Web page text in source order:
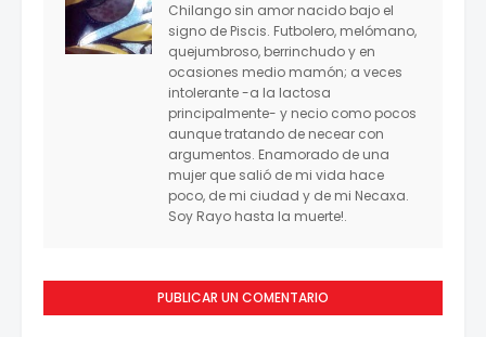
Chilango sin amor nacido bajo el
signo de Piscis. Futbolero, melómano,
quejumbroso, berrinchudo y en
ocasiones medio mamón; a veces
intolerante -a la lactosa
principalmente- y necio como pocos
aunque tratando de necear con
argumentos. Enamorado de una
mujer que salió de mi vida hace
poco, de mi ciudad y de mi Necaxa.
Soy Rayo hasta la muerte!.
PUBLICAR UN COMENTARIO